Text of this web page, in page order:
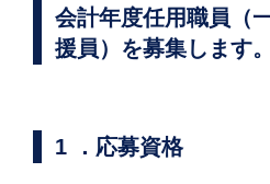
会計年度任用職員（
援員）を募集します。
1 ．応募資格